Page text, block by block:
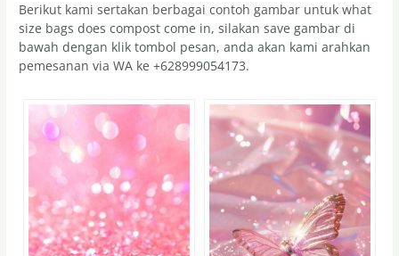
Berikut kami sertakan berbagai contoh gambar untuk what
size bags does compost come in, silakan save gambar di
bawah dengan klik tombol pesan, anda akan kami arahkan
pemesanan via WA ke +628999054173.